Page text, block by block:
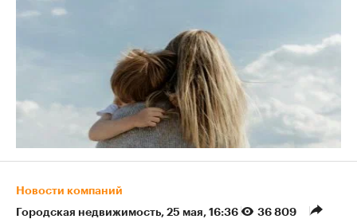
Новости компаний
Городская недвижимость⁠, 25 мая, 16:36 36 809